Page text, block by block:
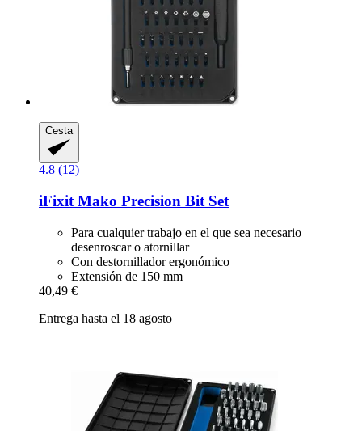
Cesta
4.8 (12)
iFixit Mako Precision Bit Set
Para cualquier trabajo en el que sea necesario
desenroscar o atornillar
Con destornillador ergonómico
Extensión de 150 mm
40,49 €
Entrega hasta el 18 agosto